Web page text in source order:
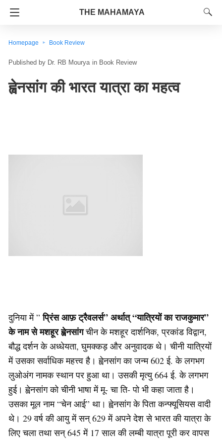
THE MAHAMAYA
Homepage Book Review
Dr. RB Mourya in Book Review
ह्वेनसांग की भारत यात्रा का महत्व
दुनिया में ”प्रिंस आफ़ ट्रैवलर्स” अर्थात् “यात्रियों का राजकुमार”
के नाम से मशहूर ह्वेनसांगचीन के मशहूर दार्शनिक, प्रकांड विद्वान,
बौद्ध दर्शन के अध्धेयता, घुमक्कड़ और अनुवादक थे। चीनी यात्रियों
में उसका सर्वाधिक महत्त्व है। ह्वेनसांग का जन्म 602 ई. के लगभग
लुओअंग नामक स्थान पर हुआ था। उसकी मृत्यु 664 ई. के लगभग
हुई। ह्वेनसांग को चीनी भाषा में मू- चा ति- पो भी कहा जाता है।
उसका मूल नाम “चेन आई” था। ह्वेनसांग के पिता कन्फ्यूसियस वादी
थे। 29 वर्ष की आयु में सन् 629 में अपने देश से भारत की यात्रा के
लिए चला तथा सन् 645 में 17 साल की लम्बी यात्रा पूरी कर वापस